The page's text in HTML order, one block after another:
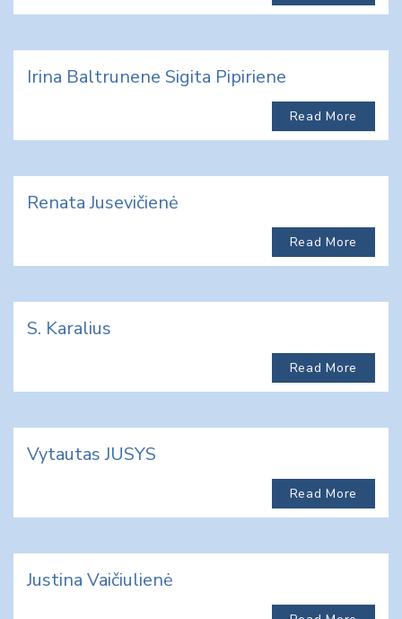
Irina Baltrunene Sigita Pipiriene
Read More
Renata Jusevičienė
Read More
S. Karalius
Read More
Vytautas JUSYS
Read More
Justina Vaičiulienė